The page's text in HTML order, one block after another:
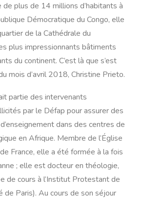
de plus de 14 millions d’habitants à
Démocratique du Congo, elle
de la Cathédrale du
plus impressionnants bâtiments
du continent. C’est là que s’est
mois d’avril 2018, Christine Prieto.
partie des intervenants
par le Défap pour assurer des
dans des centres de
en Afrique. Membre de l’Église
France, elle a été formée à la fois
; elle est docteur en théologie,
de cours à l’Institut Protestant de
de Paris). Au cours de son séjour